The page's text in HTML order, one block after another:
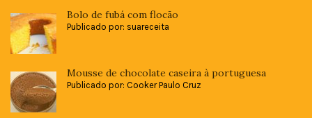
Bolo de fubá com flocão
Publicado por: suareceita
Mousse de chocolate caseira à portuguesa
Publicado por: Cooker Paulo Cruz